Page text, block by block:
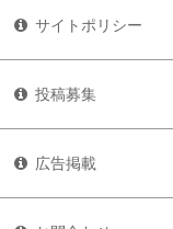
サイトポリシー
投稿募集
広告掲載